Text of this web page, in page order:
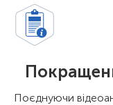
Поєднуючи